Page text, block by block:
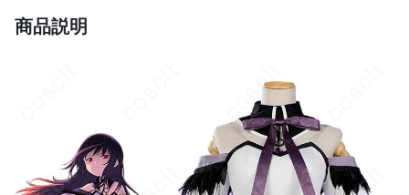
商品状態
め、厚手インナーの重ね着はシルエットに影響します。寒冷時は
薄手インナーやカイロでの体温調整を推奨します。
商品説明